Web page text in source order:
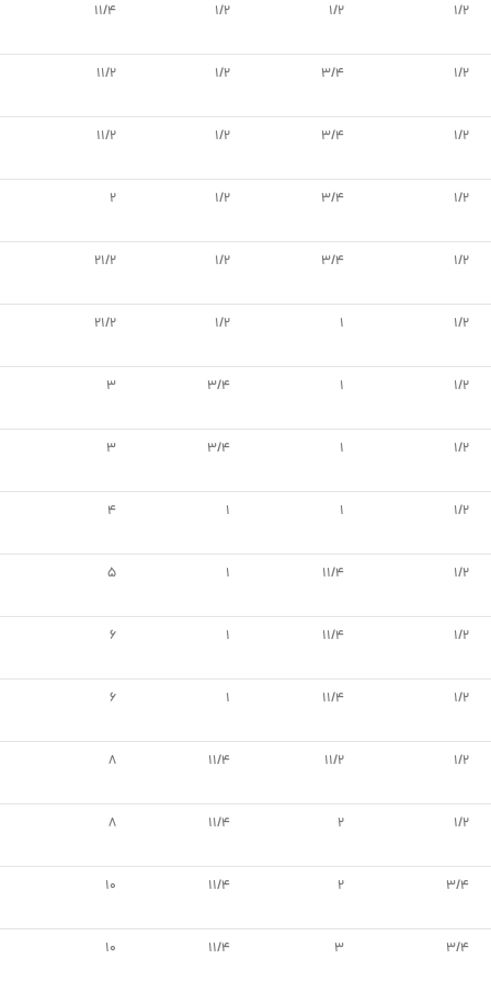
1/2
1/2
1/2
11/4
1/2
3/4
1/2
11/2
1/2
3/4
1/2
11/2
1/2
3/4
1/2
2
1/2
3/4
1/2
21/2
1/2
1
1/2
21/2
1/2
1
3/4
3
1/2
1
3/4
3
1/2
1
1
4
1/2
11/4
1
5
1/2
11/4
1
6
1/2
11/4
1
6
1/2
11/2
11/4
8
1/2
2
11/4
8
3/4
2
11/4
10
3/4
3
11/4
10